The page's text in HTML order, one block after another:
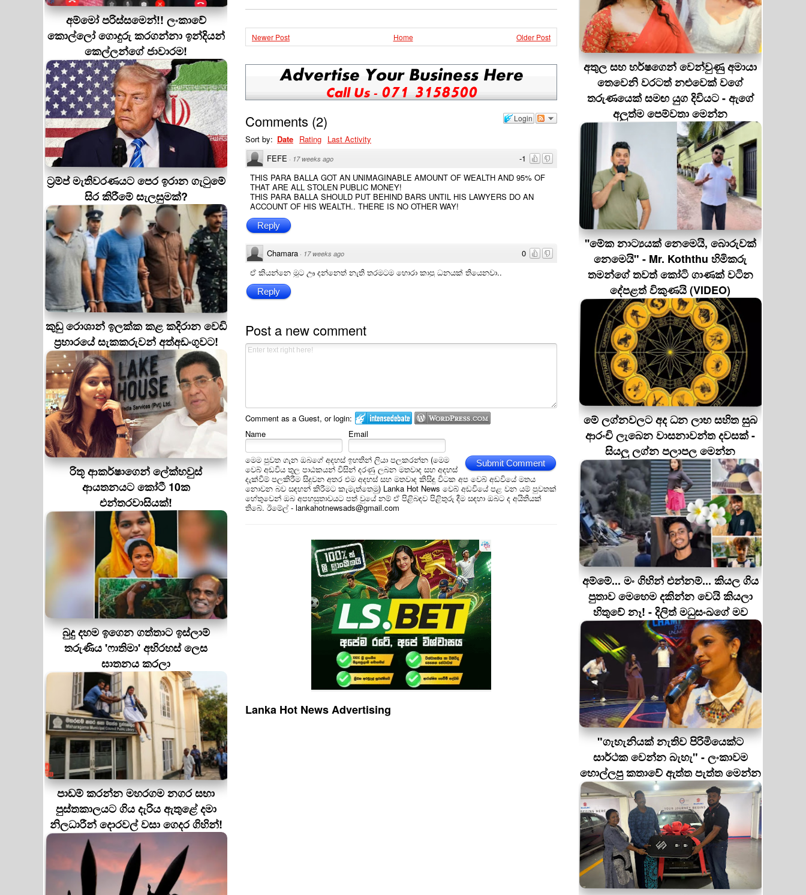
අම්මෝ පරිස්සමෙන්!! ලංකාවේ
කොල්ලෝ ගොදුරු කරගන්නා ඉන්දියන්
කෙල්ලන්ගේ ජාවාරම!
ට්‍රම්ප් මැතිවරණයට පෙර ඉරාන ගැටුමේ
සිර කිරීමේ සැලසුමක්?
කුඩු රොශාන් ඉලක්ක කළ කදිරාන වෙඩි
ප්‍රහාරයේ සැකකරුවන් අත්අඩංගුවට!
රිතූ ආකර්ෂාගෙන් ලේක්හවුස්
ආයතනයට කෝටී 10ක
එන්තරවාසියක්!
බුදු දහම ඉගෙන ගත්තාට ඉස්ලාම්
තරුණිය 'ෆාතිමා' අභිරහස් ලෙස
ඝාතනය කරලා
පාඩම් කරන්න මහරගම නගර සභා
පුස්තකාලයට ගිය දැරිය ඇතුළේ දමා
නිලධාරීන් දොරවල් වසා ගෙදර ගිහින්!
Newer Post Older Post
Home
Login
Comments (2)
Sort by: Date Rating Last Activity
-1
FEFE · 17 weeks ago
THIS PARA BALLA GOT AN UNIMAGINABLE AMOUNT OF WEALTH AND 95% OF
THAT ARE ALL STOLEN PUBLIC MONEY!
THIS PARA BALLA SHOULD PUT BEHIND BARS UNTIL HIS LAWYERS DO AN
ACCOUNT OF HIS WEALTH.. THERE IS NO OTHER WAY!
Reply
0
Chamara · 17 weeks ago
ඒ කියන්නෙ මූට ඌ දන්නෙත් නැති තරමටම හොරා කාපු ධනයක් තියෙනවා..
Reply
Post a new comment
Comment as a Guest, or login:
Name
Email
Submit Comment
මෙම පුවත ගැන ඔබගේ අදහස් ඉහතින් ලියා පලකරන්න (මෙම
වෙබ් අඩවිය තුල පාඨකයන් විසින් දරණු ලබන මතවාද සහ අදහස්
දැක්වීම් පලකිරීම සිදුවන අතර එම අදහස් සහ මතවාද කිසිඳු විටක අප වෙබ් අඩවියේ මතය
නොවන බව සඳහන් කිරීමට කැමැත්තෙමු) Lanka Hot News වෙබ් අඩවියේ පළ වන යම් පුවතක්
හේතුවෙන් ඔබ අපහසුතාවයට පත් වුයේ නම් ඒ පිළිබඳව පිළිතුරු දීම සඳහා ඔබට ද අයිතියක්
තිබේ. ඊමේල් - lankahotnewsads@gmail.com
Lanka Hot News Advertising
අතුල සහ හර්ෂගෙන් වෙන්වුණු අමායා
තෙවෙනි වරටත් නළුවෙක් වගේ
තරුණයෙක් සමඟ යුග දිවියට - ඇගේ
අලුත්ම පෙම්වතා මෙන්න
''මේක නාට්‍යයක් නෙමෙයි, බොරුවක්
නෙමෙයි" - Mr. Koththu හිමිකරු
තමන්ගේ තවත් කෝටි ගාණක් වටින
දේපළත් විකුණයි (VIDEO)
මේ ලග්නවලට අද ධන ලාභ සහිත සුබ
ආරංචි ලැබෙන වාසනාවන්ත දවසක් -
සියලු ලග්න පලාපල මෙන්න
අම්මේ... මං ගිහින් එන්නම්... කියල ගිය
පුතාව මෙහෙම දකින්න වෙයි කියලා
හිතුවේ නෑ! - දිලිත් මධුසංඛගේ මව
"ගැහැනියක් නැතිව පිරිමියෙක්ට
සාර්ථක වෙන්න බැහැ" - ලංකාවම
හොල්ලපු කතාවේ ඇත්ත පැත්ත මෙන්න